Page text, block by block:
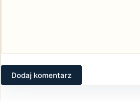
Dodaj komentarz